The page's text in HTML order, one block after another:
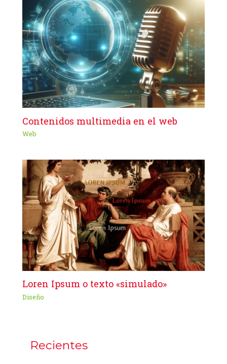
Contenidos multimedia en el web
Web
Loren Ipsum o texto «simulado»
Diseño
Recientes